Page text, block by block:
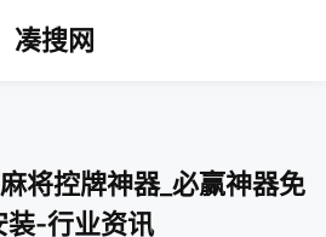
凑搜网
将控牌神器_必赢神器免
装-行业资讯